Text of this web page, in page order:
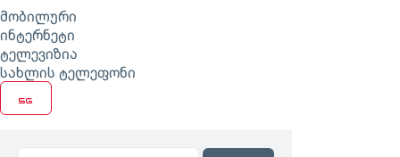
მობილური
ინტერნეტი
ტელევიზია
სახლის ტელეფონი